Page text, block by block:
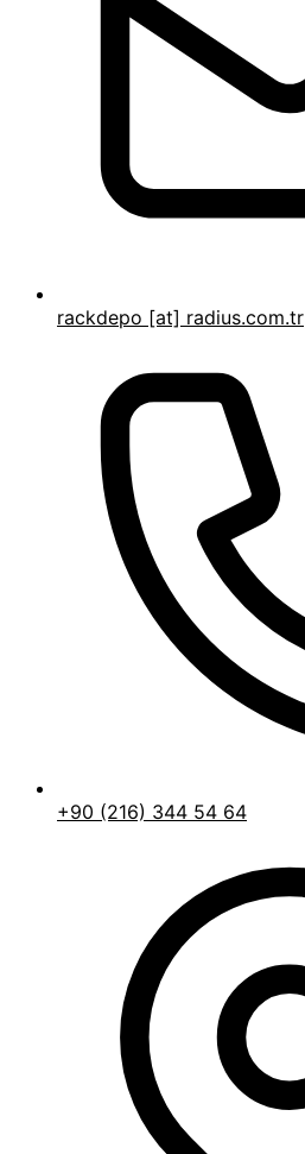
rackdepo [at] radius.com.tr
+90 (216) 344 54 64